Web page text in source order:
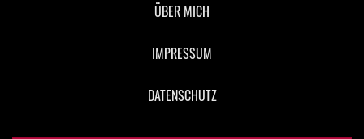
ÜBER MICH
IMPRESSUM
DATENSCHUTZ